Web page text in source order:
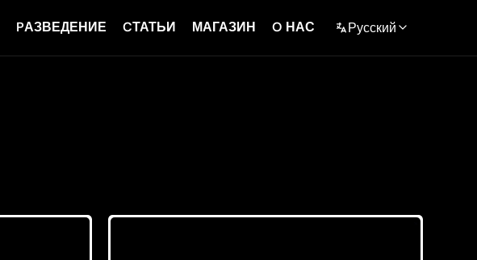
PАЗВЕДЕНИЕ CТАТЬИ МАГАЗИН O НАС Русский
English